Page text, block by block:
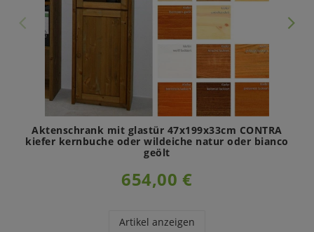
Aktenschrank mit glastür 47x199x33cm CONTRA
kiefer kernbuche oder wildeiche natur oder bianco
geölt
654,00 €
Artikel anzeigen